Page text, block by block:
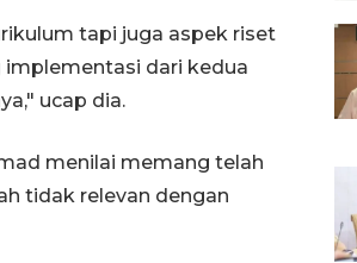
tapi juga aspek riset
dari kedua
ucap dia.
menilai memang telah
tidak relevan dengan